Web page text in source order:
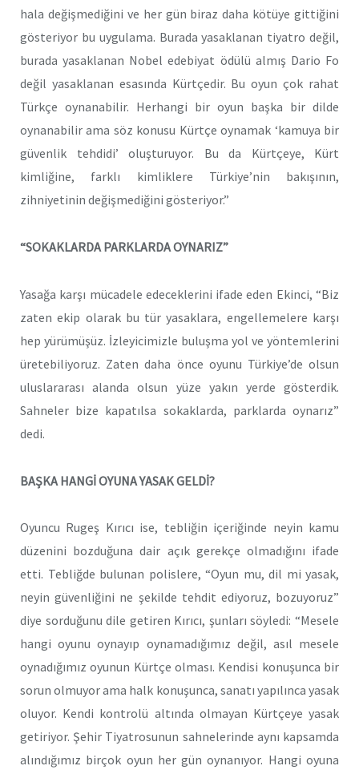
hala değişmediğini ve her gün biraz daha kötüye gittiğini
gösteriyor bu uygulama. Burada yasaklanan tiyatro değil,
burada yasaklanan Nobel edebiyat ödülü almış Dario Fo
değil yasaklanan esasında Kürtçedir. Bu oyun çok rahat
Türkçe oynanabilir. Herhangi bir oyun başka bir dilde
oynanabilir ama söz konusu Kürtçe oynamak ‘kamuya bir
güvenlik tehdidi’ oluşturuyor. Bu da Kürtçeye, Kürt
kimliğine, farklı kimliklere Türkiye’nin bakışının,
zihniyetinin değişmediğini gösteriyor.”
“SOKAKLARDA PARKLARDA OYNARIZ”
Yasağa karşı mücadele edeceklerini ifade eden Ekinci, “Biz
zaten ekip olarak bu tür yasaklara, engellemelere karşı
hep yürümüşüz. İzleyicimizle buluşma yol ve yöntemlerini
üretebiliyoruz. Zaten daha önce oyunu Türkiye’de olsun
uluslararası alanda olsun yüze yakın yerde gösterdik.
Sahneler bize kapatılsa sokaklarda, parklarda oynarız”
dedi.
BAŞKA HANGİ OYUNA YASAK GELDİ?
Oyuncu Rugeş Kırıcı ise, tebliğin içeriğinde neyin kamu
düzenini bozduğuna dair açık gerekçe olmadığını ifade
etti. Tebliğde bulunan polislere, “Oyun mu, dil mi yasak,
neyin güvenliğini ne şekilde tehdit ediyoruz, bozuyoruz”
diye sorduğunu dile getiren Kırıcı, şunları söyledi: “Mesele
hangi oyunu oynayıp oynamadığımız değil, asıl mesele
oynadığımız oyunun Kürtçe olması. Kendisi konuşunca bir
sorun olmuyor ama halk konuşunca, sanatı yapılınca yasak
oluyor. Kendi kontrolü altında olmayan Kürtçeye yasak
getiriyor. Şehir Tiyatrosunun sahnelerinde aynı kapsamda
alındığımız birçok oyun her gün oynanıyor. Hangi oyuna